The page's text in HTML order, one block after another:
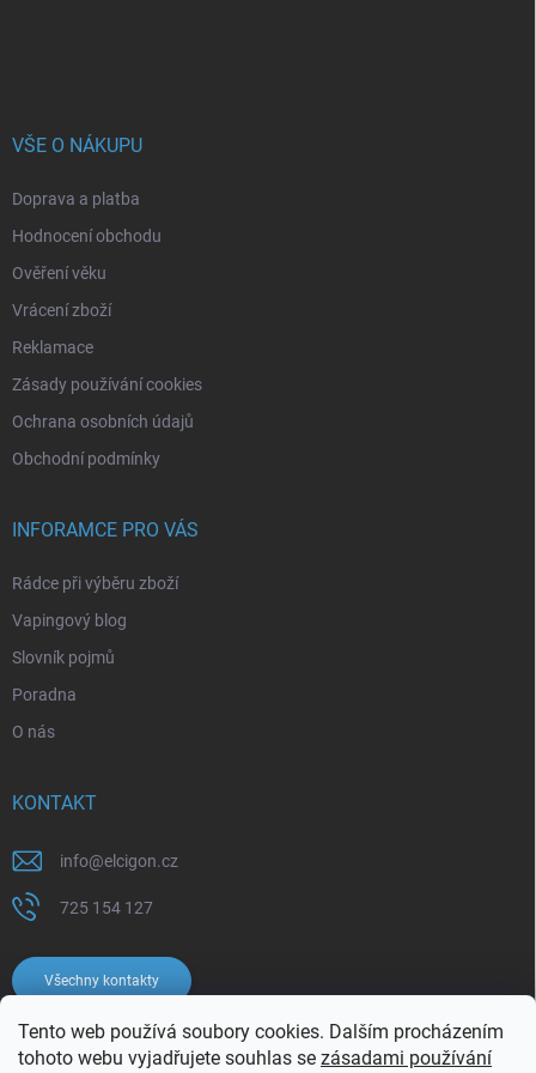
Tento web používá soubory cookies. Dalším procházením
tohoto webu vyjadřujete souhlas se zásadami používání
VŠE O NÁKUPU
Doprava a platba
Hodnocení obchodu
Ověření věku
Vrácení zboží
Reklamace
Zásady používání cookies
Ochrana osobních údajů
Obchodní podmínky
INFORAMCE PRO VÁS
Rádce při výběru zboží
Vapingový blog
Slovník pojmů
Poradna
O nás
KONTAKT
info@elcigon.cz
725 154 127
Všechny kontakty